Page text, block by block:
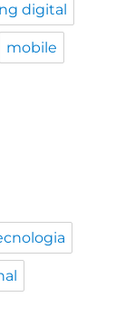
digital
mobile